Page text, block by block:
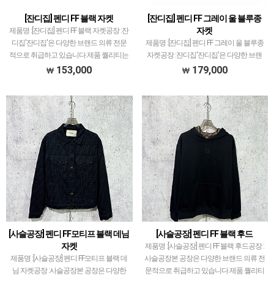
[잔디집] 펜디 FF 블랙 자켓
제품명 :[잔디집] 펜디 FF 블랙 자켓공장 :잔
디집'잔디집'은 다양한 브랜드 의류 전문
적으로 취급하고 있습니다.제품 퀄리티는
대부분 1티어급으로 개체차이 최소화와
153,000
[잔디집] 펜디 FF 그레이 울 블루종
자켓
제품명 :[잔디집] 펜디 FF 그레이 울 블루종
자켓공장 :잔디집'잔디집'은 다양한 브랜
드 의류 전문적으로 취급하고 있습니다.제
초과하지 않…
179,000
[사슬공장] 펜디 FF모티프 블랙 데님
자켓
제품명 :[사슬공장] 펜디 FF모티프 블랙 데
님 자켓공장 :사슬공장본 공장은 다양한
[사슬공장] 펜디 FF 블랙 후드
제품명 :[사슬공장] 펜디 FF 블랙 후드공장 :
사슬공장본 공장은 다양한 브랜드 의류 전
문적으로 취급하고 있습니다.제품 퀄리티